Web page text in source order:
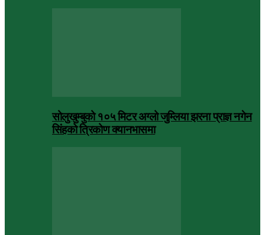
सोलुखुम्बुको १०५ मिटर अग्लो जुम्लिया झरना प्राज्ञ नगेन
सिंहको त्रिकोण क्यानभासमा